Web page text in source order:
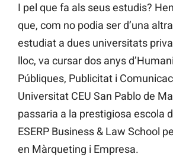
I pel que fa als seus estudis?
que, com no podia ser d’una
estudiat a dues universitats
lloc, va cursar dos anys
Públiques, Publicitat i
Universitat CEU San Pablo de
passaria a la prestigiosa escola
ESERP Business & Law School
en Màrqueting i Empresa.